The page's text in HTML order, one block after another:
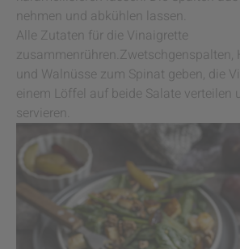
nehmen und abkühlen lassen.
Alle Zutaten für die Vinaigrette
zusammenrühren.Zwetschgenspalten,
und Walnüsse zum Spinat geben, die
einem Löffel auf beide Salate verteilen
servieren.